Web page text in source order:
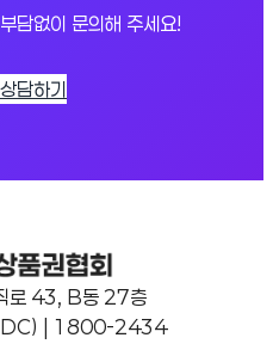
담없이 문의해 주세요!
담하기
로 43, B동 27층
| 1800-2434